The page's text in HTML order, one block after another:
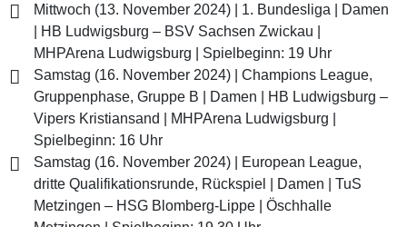
Mittwoch (13. November 2024) | 1. Bundesliga | Damen
| HB Ludwigsburg – BSV Sachsen Zwickau |
MHPArena Ludwigsburg | Spielbeginn: 19 Uhr
Samstag (16. November 2024) | Champions League,
Gruppenphase, Gruppe B | Damen | HB Ludwigsburg –
Vipers Kristiansand | MHPArena Ludwigsburg |
Spielbeginn: 16 Uhr
Samstag (16. November 2024) | European League,
dritte Qualifikationsrunde, Rückspiel | Damen | TuS
Metzingen – HSG Blomberg-Lippe | Öschhalle